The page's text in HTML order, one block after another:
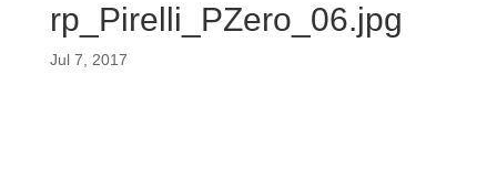
rp_Pirelli_PZero_06.jpg
Jul 7, 2017